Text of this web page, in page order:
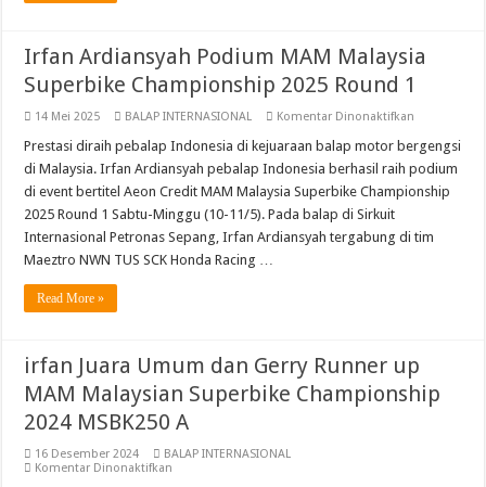
Irfan Ardiansyah Podium MAM Malaysia
Superbike Championship 2025 Round 1
14 Mei 2025 BALAP INTERNASIONAL Komentar Dinonaktifkan
Ardiansyah
Podium
MAM
Malaysia
Superbike
2025
Round
Prestasi diraih pebalap Indonesia di kejuaraan balap motor bergengsi
di Malaysia. Irfan Ardiansyah pebalap Indonesia berhasil raih podium
di event bertitel Aeon Credit MAM Malaysia Superbike Championship
2025 Round 1 Sabtu-Minggu (10-11/5). Pada balap di Sirkuit
Internasional Petronas Sepang, Irfan Ardiansyah tergabung di tim
Maeztro NWN TUS SCK Honda Racing …
Read More »
irfan Juara Umum dan Gerry Runner up
MAM Malaysian Superbike Championship
2024 MSBK250 A
16 Desember 2024
BALAP INTERNASIONAL
Komentar Dinonaktifkan